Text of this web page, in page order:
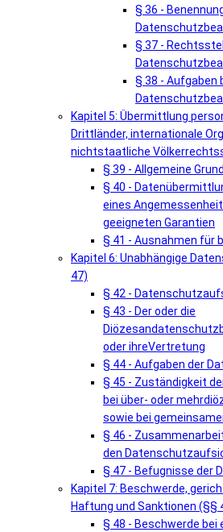
§ 36 -
§ 37 -
§ 38 - Aufgaben
Kapitel 5: Übermittlung
Drittländer, internationale
nichtstaatliche
§ 39 - Allgemeine
§ 40 -
eines
geeigneten Garantien
§ 41 - Ausnahmen für
Kapitel 6: Unabhängige
47)
§ 42 -
§ 43 - Der oder die
oder ihreVertretung
§ 44 - Aufgaben der
§ 45 - Zuständigkeit
bei über- oder
sowie bei
§ 46 -
den
§ 47 - Befugnisse der
Kapitel 7: Beschwerde,
Haftung und Sanktionen (§§
§ 48 - Beschwerde bei